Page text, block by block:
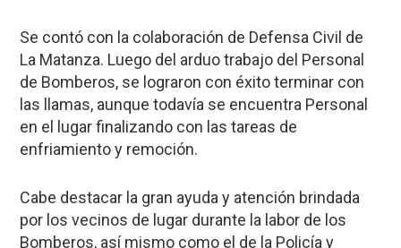
Se contó con la colaboración de Defensa Civil de
La Matanza. Luego del arduo trabajo del Personal
de Bomberos, se lograron con éxito terminar con
las llamas, aunque todavía se encuentra Personal
en el lugar finalizando con las tareas de
enfriamiento y remoción.
Cabe destacar la gran ayuda y atención brindada
por los vecinos de lugar durante la labor de los
Bomberos, así mismo como el de la Policía y